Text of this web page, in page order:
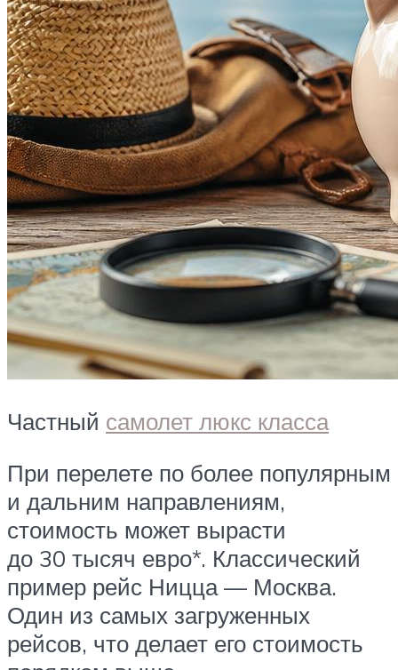
Частный самолет люкс класса
При перелете по более популярным
и дальним направлениям,
стоимость может вырасти
до 30 тысяч евро*. Классический
пример рейс Ницца — Москва.
Один из самых загруженных
рейсов, что делает его стоимость